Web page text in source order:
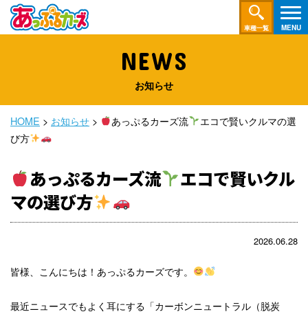
車種一覧
NEWS
お知らせ
HOME > お知らせ > あっぷるカーズ流
エコで賢いクルマの選
び方
あっぷるカーズ流
エコで賢いクル
マの選び方
2026.06.28
皆様、こんにちは！あっぷるカーズです。
最近ニュースでもよく耳にする「カーボンニュートラル（脱炭